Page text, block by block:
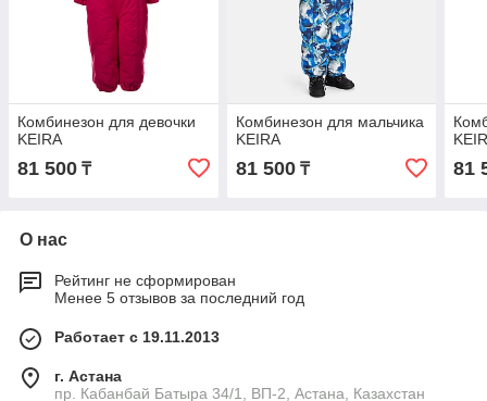
Комбинезон для девочки
KEIRA
81 500 ₸
Комбинезон для мальчика
KEIRA
81 500₸ 81
О нас
Рейтинг не сформирован
Менее 5 отзывов за последний год
Работает с 19.11.2013
г. Астана
пр. Кабанбай Батыра 34/1, ВП-2, Астана, Казахстан